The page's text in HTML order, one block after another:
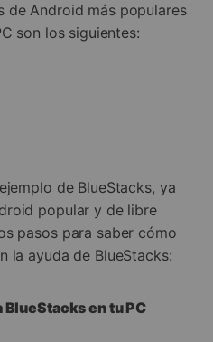
de Android más populares
son los siguientes:
de BlueStacks, ya
popular y de libre
pasos para saber cómo
la ayuda de BlueStacks:
BlueStacks en tu PC